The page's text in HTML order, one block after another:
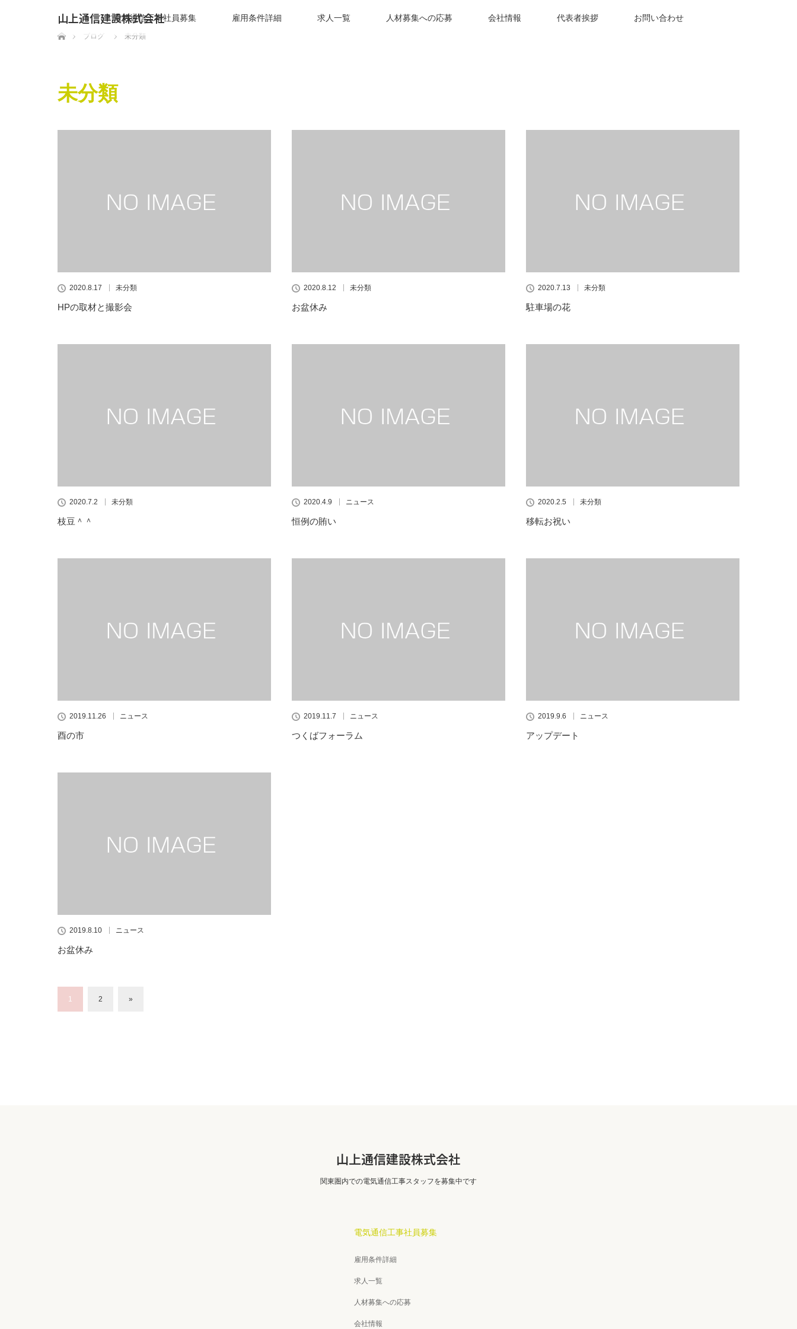
山上通信建設株式会社
電気通信工事社員募集 雇用条件詳細 求人一覧 人材募集への応募 会社情報 代表者挨拶 お問い合わせ
ホーム
ブログ
未分類
未分類
2020.8.17 未分類
HPの取材と撮影会
2020.8.12 未分類
お盆休み
2020.7.13 未分類
駐車場の花
2020.7.2 未分類
枝豆＾＾
2020.4.9 ニュース
恒例の賄い
2020.2.5 未分類
移転お祝い
2019.11.26 ニュース
酉の市
2019.11.7 ニュース
つくばフォーラム
2019.9.6 ニュース
アップデート
2019.8.10 ニュース
お盆休み
1 2 »
山上通信建設株式会社
関東圏内での電気通信工事スタッフを募集中です
電気通信工事社員募集
雇用条件詳細
求人一覧
人材募集への応募
会社情報